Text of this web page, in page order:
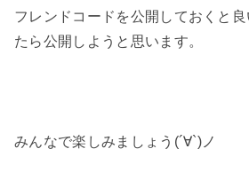
フレンドコードを公開しておくと
たら公開しようと思います。
みんなで楽しみましょう(´∀`)ノ